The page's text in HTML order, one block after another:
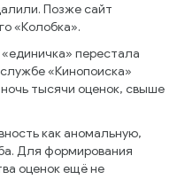
Позже сайт
«Колобка».
перестала
«Кинопоиска»
тысячи оценок, свыше
как аномальную,
Для формирования
оценок ещё не